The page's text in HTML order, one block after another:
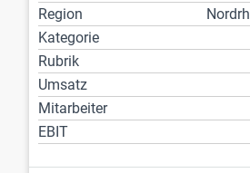
Region
Kategorie
Rubrik
Umsatz
Mitarbeiter
EBIT